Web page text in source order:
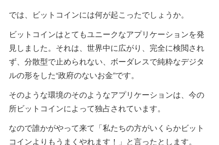
では、ビットコインには何が起こったでしょうか。
ビットコインはとてもユニークなアプリケーションを発
見しました。それは、世界中に広がり、完全に検閲され
ず、分散型で止められない、ボーダレスで純粋なデジタ
ルの形をした“政府のないお金”です。
そのような環境のそのようなアプリケーションは、今の
所ビットコインによって独占されています。
なので誰かがやって来て「私たちの方がいくらかビット
コインよりもうまくやれます！」と言ったとします。